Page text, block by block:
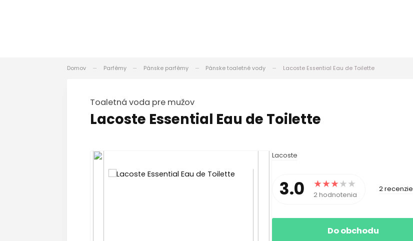
Domov Parfémy Pánske parfémy Pánske toaletné vody Lacoste Essential Eau de Toilette
Toaletná voda pre mužov
Lacoste Essential Eau de Toilette
Lacoste
3.0 2 hodnotenia
2 recenzie
Do obchodu